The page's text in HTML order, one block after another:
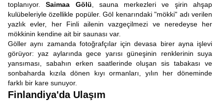
toplanıyor.Saimaa Gölü , sauna merkezleri ve şirin ahşap
kulübeleriyle özellikle popüler. Göl kenarındaki "mökki" adı verilen
yazlık evler, her Finli ailenin vazgeçilmezi ve neredeyse her
mökkinin kendine ait bir saunası var.
Göller aynı zamanda fotoğrafçılar için devasa birer ayna işlevi
görüyor: yaz aylarında gece yarısı güneşinin renklerinin suya
yansıması, sabahın erken saatlerinde oluşan sis tabakası ve
sonbaharda kızıla dönen kıyı ormanları, yılın her döneminde
farklı bir kare sunuyor.
Finlandiya'da Ulaşım